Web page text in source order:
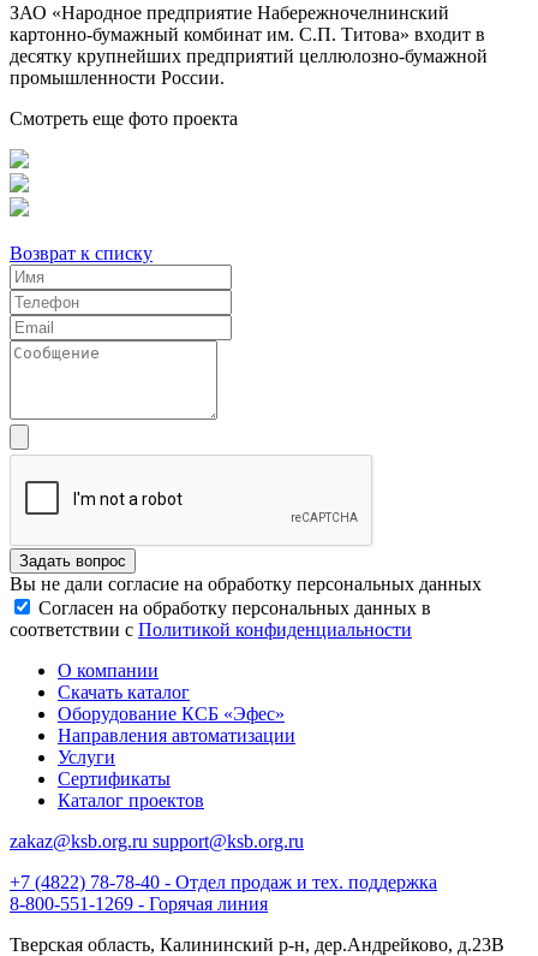
ЗАО «Народное предприятие Набережночелнинский
картонно-бумажный комбинат им. С.П. Титова» входит в
десятку крупнейших предприятий целлюлозно-бумажной
промышленности России.
Смотреть еще фото проекта
Возврат к списку
Задать вопрос
Вы не дали согласие на обработку персональных данных
Согласен на обработку персональных данных в
соответствии с Политикой конфиденциальности
О компании
Скачать каталог
Оборудование КСБ «Эфес»
Направления автоматизации
Услуги
Сертификаты
Каталог проектов
zakaz@ksb.org.ru support@ksb.org.ru
+7 (4822) 78-78-40 - Отдел продаж и тех. поддержка
8-800-551-1269 - Горячая линия
Тверская область, Калининский р-н, дер.Андрейково, д.23В